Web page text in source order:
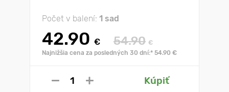
Počet v balení: 1 sad
42.90 € 54.90 €
Najnižšia cena za posledných 30 dní:* 54.90 €
Kúpiť